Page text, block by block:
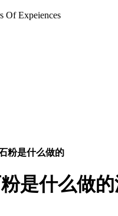
Of Expeiences
粉是什么做的
是什么做